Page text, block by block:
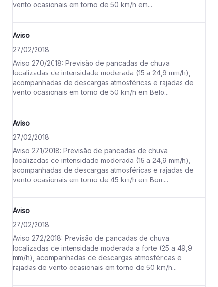
vento ocasionais em torno de 50 km/h em...
Aviso
27/02/2018
Aviso 270/2018: Previsão de pancadas de chuva
localizadas de intensidade moderada (15 a 24,9 mm/h),
acompanhadas de descargas atmosféricas e rajadas de
vento ocasionais em torno de 50 km/h em Belo...
Aviso
27/02/2018
Aviso 271/2018: Previsão de pancadas de chuva
localizadas de intensidade moderada (15 a 24,9 mm/h),
acompanhadas de descargas atmosféricas e rajadas de
vento ocasionais em torno de 45 km/h em Bom...
Aviso
27/02/2018
Aviso 272/2018: Previsão de pancadas de chuva
localizadas de intensidade moderada a forte (25 a 49,9
mm/h), acompanhadas de descargas atmosféricas e
rajadas de vento ocasionais em torno de 50 km/h...